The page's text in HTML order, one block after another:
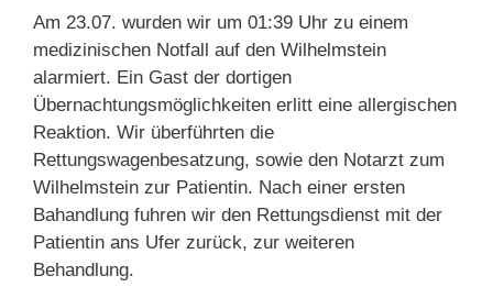
Am 23.07. wurden wir um 01:39 Uhr zu einem
medizinischen Notfall auf den Wilhelmstein
alarmiert. Ein Gast der dortigen
Übernachtungsmöglichkeiten erlitt eine allergischen
Reaktion. Wir überführten die
Rettungswagenbesatzung, sowie den Notarzt zum
Wilhelmstein zur Patientin. Nach einer ersten
Bahandlung fuhren wir den Rettungsdienst mit der
Patientin ans Ufer zurück, zur weiteren
Behandlung.